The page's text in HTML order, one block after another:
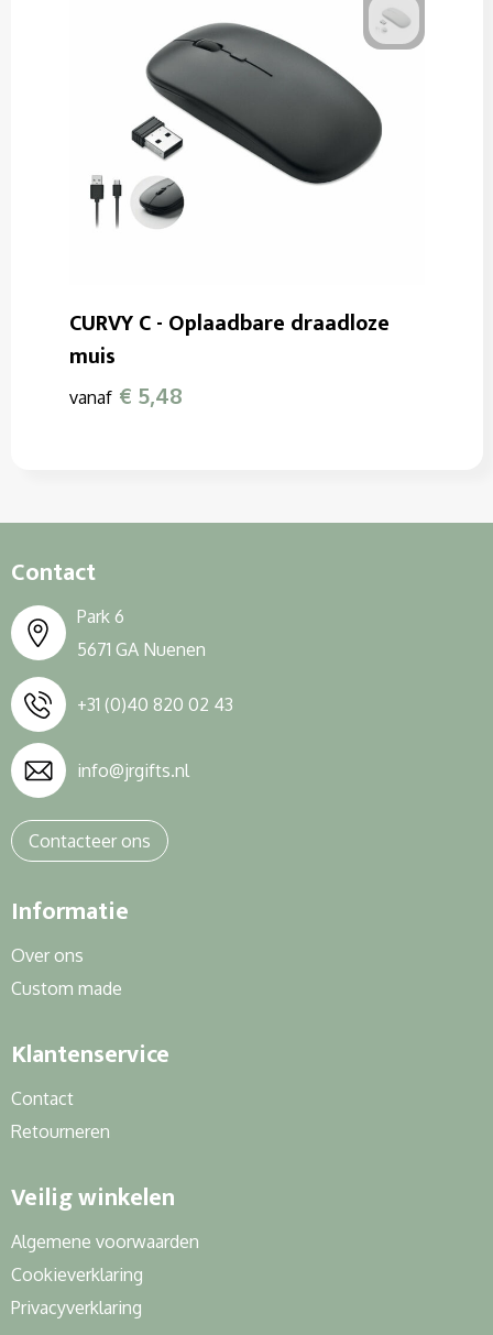
CURVY C - Oplaadbare draadloze
muis
vanaf € 5,48
Contact
Park 6
5671 GA Nuenen
+31 (0)40 820 02 43
info@jrgifts.nl
Contacteer ons
Informatie
Over ons
Custom made
Klantenservice
Contact
Retourneren
Veilig winkelen
Algemene voorwaarden
Cookieverklaring
Privacyverklaring